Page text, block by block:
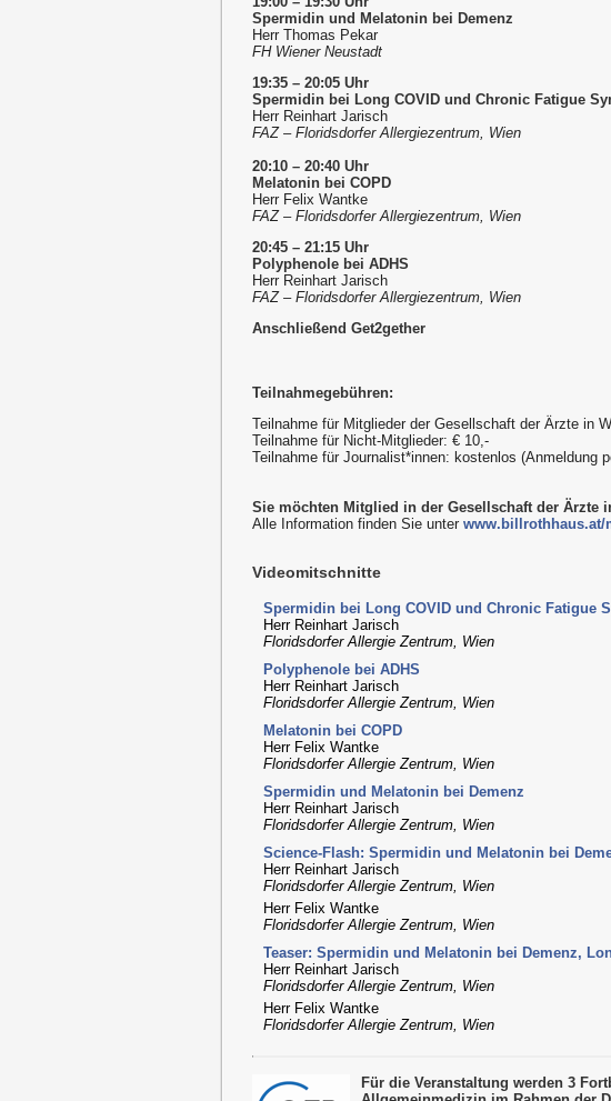
Spermidin und Melatonin bei Demenz
Herr Thomas Pekar
FH Wiener Neustadt
19:35 – 20:05 Uhr
Spermidin bei Long COVID und Chronic Fatigue
Herr Reinhart Jarisch
FAZ – Floridsdorfer Allergiezentrum, Wien
20:10 – 20:40 Uhr
Melatonin bei COPD
Herr Felix Wantke
FAZ – Floridsdorfer Allergiezentrum, Wien
20:45 – 21:15 Uhr
Polyphenole bei ADHS
Herr Reinhart Jarisch
FAZ – Floridsdorfer Allergiezentrum, Wien
Anschließend Get2gether
Teilnahmegebühren:
Teilnahme für Mitglieder der Gesellschaft der Ärzte in
Teilnahme für Nicht-Mitglieder: € 10,-
Teilnahme für Journalist*innen: kostenlos (Anmeldung
Sie möchten Mitglied in der Gesellschaft der Ärzte
Alle Information finden Sie unter www.billrothhaus.at/
Videomitschnitte
Spermidin bei Long COVID und Chronic Fatigue
Herr Reinhart Jarisch
Floridsdorfer Allergie Zentrum, Wien
Polyphenole bei ADHS
Herr Reinhart Jarisch
Floridsdorfer Allergie Zentrum, Wien
Melatonin bei COPD
Herr Felix Wantke
Floridsdorfer Allergie Zentrum, Wien
Spermidin und Melatonin bei Demenz
Herr Reinhart Jarisch
Floridsdorfer Allergie Zentrum, Wien
Science-Flash: Spermidin und Melatonin bei
Herr Reinhart Jarisch
Floridsdorfer Allergie Zentrum, Wien
Herr Felix Wantke
Floridsdorfer Allergie Zentrum, Wien
Teaser: Spermidin und Melatonin bei Demenz,
Herr Reinhart Jarisch
Floridsdorfer Allergie Zentrum, Wien
Herr Felix Wantke
Floridsdorfer Allergie Zentrum, Wien
Für die Veranstaltung werden 3